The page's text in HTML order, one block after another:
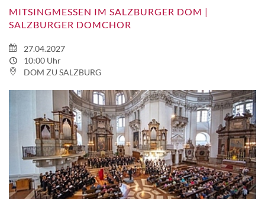
MITSINGMESSEN IM SALZBURGER DOM |
SALZBURGER DOMCHOR
27.04.2027
10:00 Uhr
DOM ZU SALZBURG